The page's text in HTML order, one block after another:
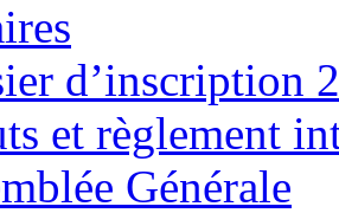
d’inscription
et règlement
Générale